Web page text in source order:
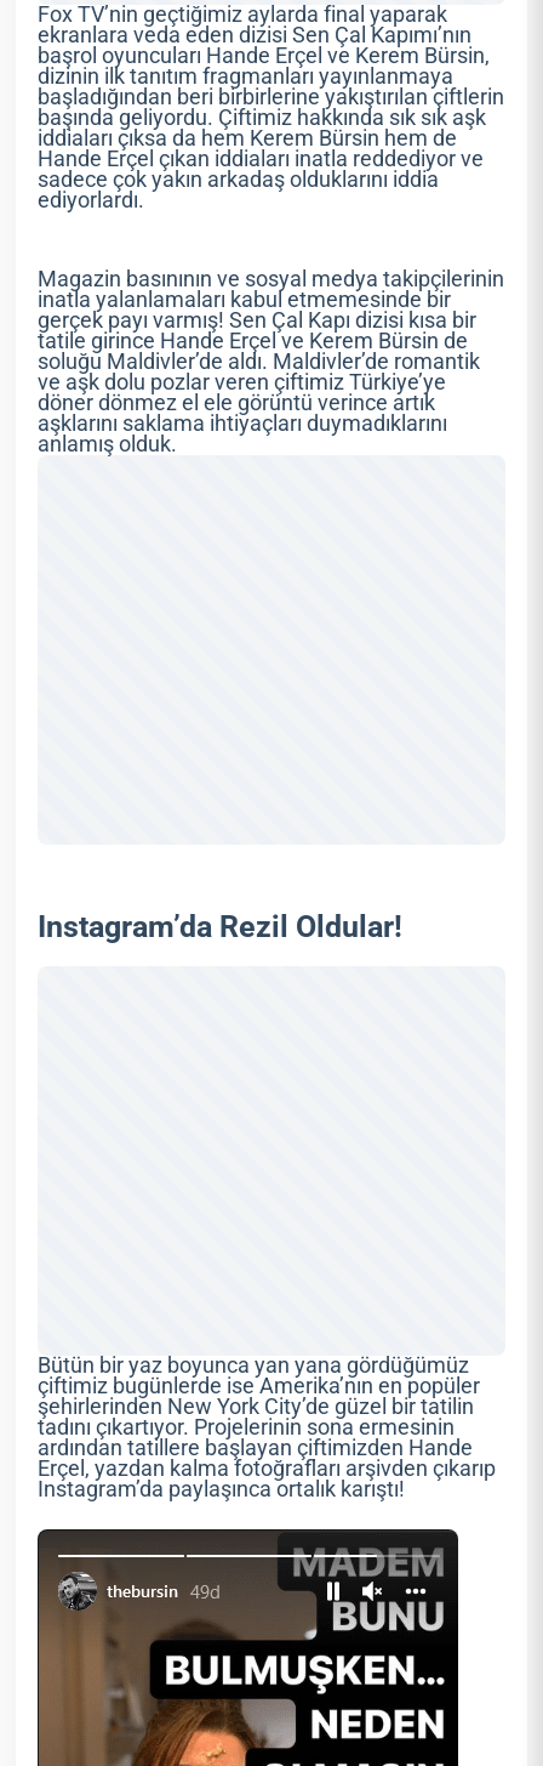
Fox TV’nin geçtiğimiz aylarda final yaparak
ekranlara veda eden dizisi Sen Çal Kapımı’nın
başrol oyuncuları Hande Erçel ve Kerem Bürsin,
dizinin ilk tanıtım fragmanları yayınlanmaya
başladığından beri birbirlerine yakıştırılan çiftlerin
başında geliyordu. Çiftimiz hakkında sık sık aşk
iddiaları çıksa da hem Kerem Bürsin hem de
Hande Erçel çıkan iddiaları inatla reddediyor ve
sadece çok yakın arkadaş olduklarını iddia
ediyorlardı.
Magazin basınının ve sosyal medya takipçilerinin
inatla yalanlamaları kabul etmemesinde bir
gerçek payı varmış! Sen Çal Kapı dizisi kısa bir
tatile girince Hande Erçel ve Kerem Bürsin de
soluğu Maldivler’de aldı. Maldivler’de romantik
ve aşk dolu pozlar veren çiftimiz Türkiye’ye
döner dönmez el ele görüntü verince artık
aşklarını saklama ihtiyaçları duymadıklarını
anlamış olduk.
Instagram’da Rezil Oldular!
Bütün bir yaz boyunca yan yana gördüğümüz
çiftimiz bugünlerde ise Amerika’nın en popüler
şehirlerinden New York City’de güzel bir tatilin
tadını çıkartıyor. Projelerinin sona ermesinin
ardından tatillere başlayan çiftimizden Hande
Erçel, yazdan kalma fotoğrafları arşivden çıkarıp
Instagram’da paylaşınca ortalık karıştı!